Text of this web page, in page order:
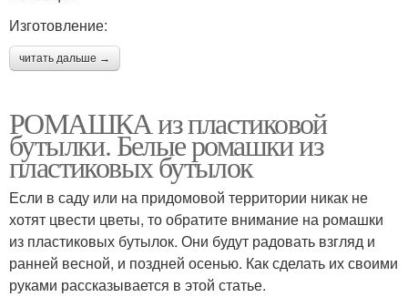
Изготовление:
читать дальше →
РОМАШКА из пластиковой
бутылки. Белые ромашки из
пластиковых бутылок
Если в саду или на придомовой территории никак не
хотят цвести цветы, то обратите внимание на ромашки
из пластиковых бутылок. Они будут радовать взгляд и
ранней весной, и поздней осенью. Как сделать их своими
руками рассказывается в этой статье.